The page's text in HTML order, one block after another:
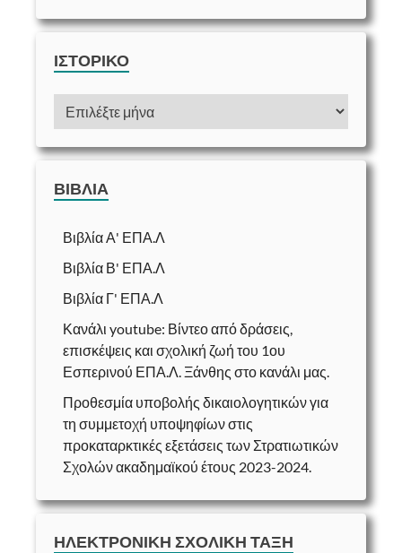
ΙΣΤΟΡΙΚΌ
ΒΙΒΛΊΑ
Βιβλία Α' ΕΠΑ.Λ
Βιβλία Β' ΕΠΑ.Λ
Βιβλία Γ' ΕΠΑ.Λ
Κανάλι youtube: Βίντεο από δράσεις,
επισκέψεις και σχολική ζωή του 1ου
Εσπερινού ΕΠΑ.Λ. Ξάνθης στο κανάλι μας.
Προθεσμία υποβολής δικαιολογητικών για
τη συμμετοχή υποψηφίων στις
προκαταρκτικές εξετάσεις των Στρατιωτικών
Σχολών ακαδημαϊκού έτους 2023-2024.
ΗΛΕΚΤΡΟΝΙΚΉ ΣΧΟΛΙΚΉ ΤΆΞΗ